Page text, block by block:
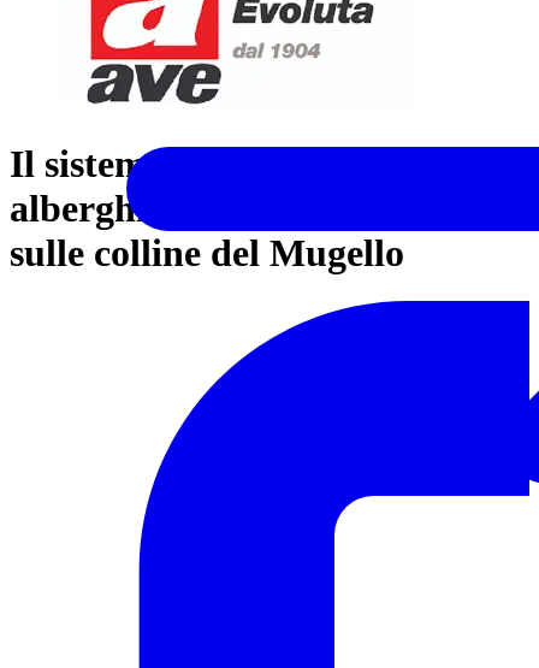
Il sistema di gestione
alberghiera AVE in un resort
sulle colline del Mugello